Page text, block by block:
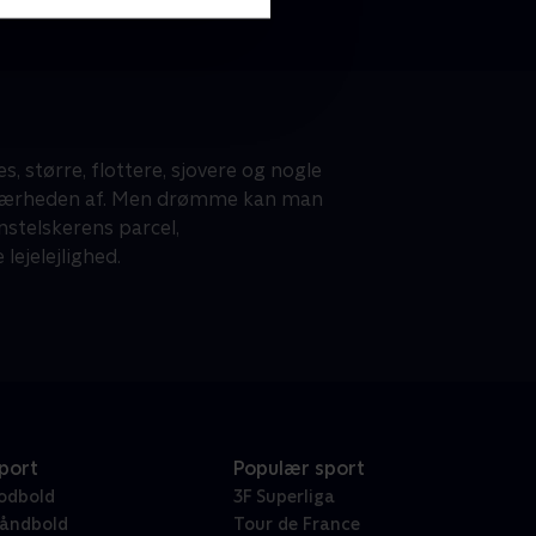
større, flottere, sjovere og nogle
af. Men drømme kan man
parcel,
lejelejlighed.
Populær sport
3F Superliga
Tour de France